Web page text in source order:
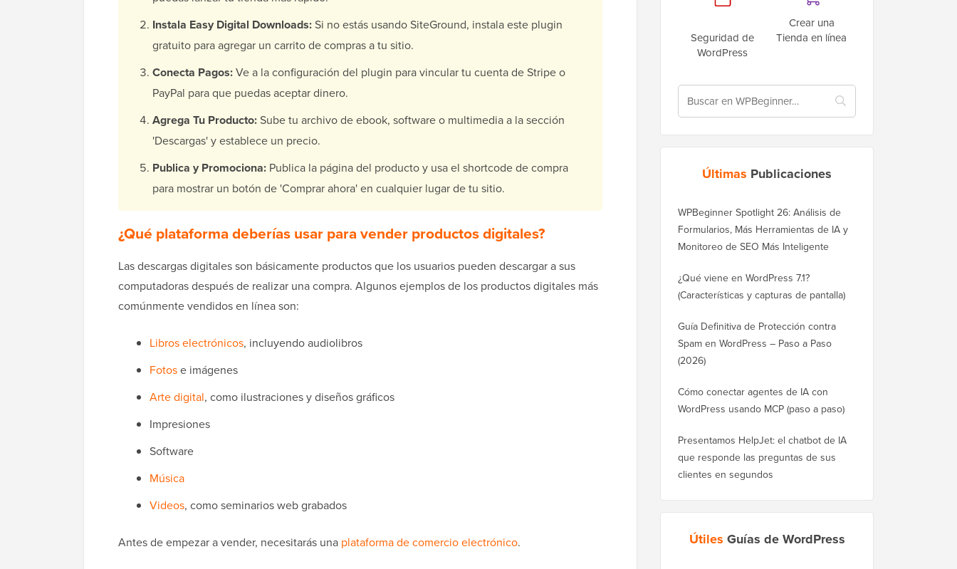
Instala Easy Digital Downloads:Si no estás usando SiteGround, instala este plugin
gratuito para agregar un carrito de compras a tu sitio.
Conecta Pagos:Ve a la configuración del plugin para vincular tu cuenta de Stripe o
PayPal para que puedas aceptar dinero.
Agrega Tu Producto:Sube tu archivo de ebook, software o multimedia a la sección
'Descargas' y establece un precio.
Publica y Promociona: Publica la página del producto y usa el shortcode de compra
para mostrar un botón de 'Comprar ahora' en cualquier lugar de tu sitio.
¿Qué plataforma deberías usar para vender productos digitales?
Las descargas digitales son básicamente productos que los usuarios pueden descargar a sus
computadoras después de realizar una compra. Algunos ejemplos de los productos digitales más
comúnmente vendidos en línea son:
Libros electrónicos, incluyendo audiolibros
Fotose imágenes
Arte digital, como ilustraciones y diseños gráficos
Impresiones
Software
Música
Videos, como seminarios web grabados
Antes de empezar a vender, necesitarás una plataforma de comercio electrónico.
Seguridad de
WordPress
Crear una
Tienda en línea
Últimas Publicaciones
WPBeginner Spotlight 26: Análisis de
Formularios, Más Herramientas de IA y
Monitoreo de SEO Más Inteligente
¿Qué viene en WordPress 7.1?
(Características y capturas de pantalla)
Guía Definitiva de Protección contra
Spam en WordPress – Paso a Paso
(2026)
Cómo conectar agentes de IA con
WordPress usando MCP (paso a paso)
Presentamos HelpJet: el chatbot de IA
que responde las preguntas de sus
clientes en segundos
Útiles Guías de WordPress